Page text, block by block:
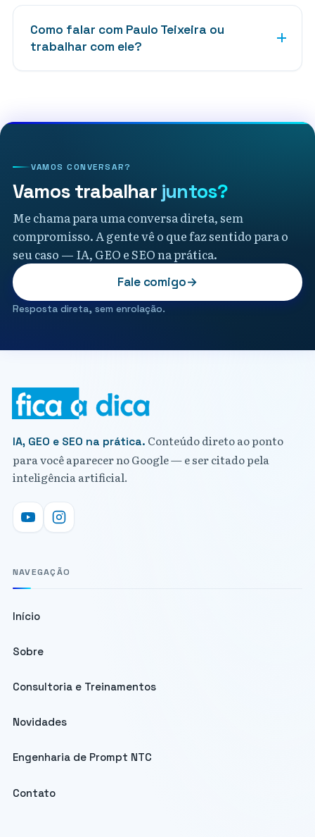
Como falar com Paulo Teixeira ou
trabalhar com ele?
VAMOS CONVERSAR?
Vamos trabalhar juntos?
Me chama para uma conversa direta, sem
compromisso. A gente vê o que faz sentido para o
seu caso — IA, GEO e SEO na prática.
Fale comigo→
Resposta direta, sem enrolação.
IA, GEO e SEO na prática. Conteúdo direto ao ponto
para você aparecer no Google — e ser citado pela
inteligência artificial.
NAVEGAÇÃO
Início
Sobre
Consultoria e Treinamentos
Novidades
Engenharia de Prompt NTC
Contato